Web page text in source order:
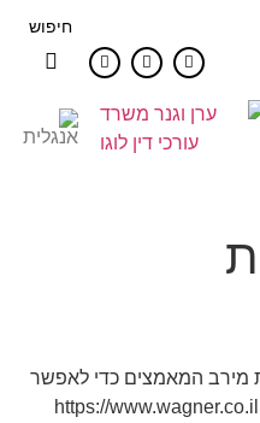
חיפוש
מירב המאמצים כדי לאפשר
ללקוחותיו לגלוש באתר האינטרנט https://www.wagner.co.il